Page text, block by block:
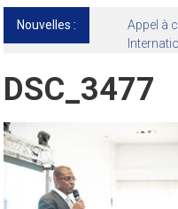
Nouvelles :
Appel à
DSC_3477